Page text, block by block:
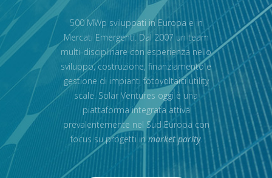
500 MWp sviluppati in Europa e in
Mercati Emergenti. Dal 2007 un team
multi-disciplinare con esperienza nello
sviluppo, costruzione, finanziamento e
gestione di impianti fotovoltaici utility
scale. Solar Ventures oggi è una
piattaforma integrata attiva
prevalentemente nel Sud Europa con
focus su progetti inmarket parity.